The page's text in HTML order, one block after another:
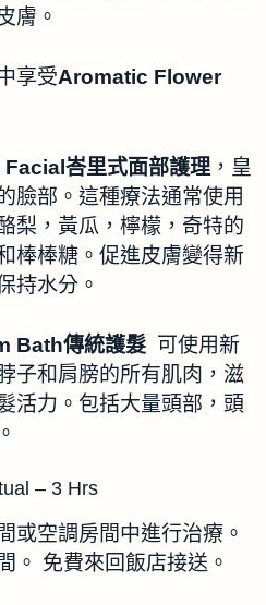
膚。
享受Aromatic Flower
峇里式面部護理 ，皇
臉部。這種療法通常使用
梨，黃瓜，檸檬，奇特的
棒棒糖。促進皮膚變得新
持水分。
Bath傳統護髮 可使用新
子和肩膀的所有肌肉，滋
活力。包括大量頭部，頭
– 3 Hrs
或空調房間中進行治療。
。 免費來回飯店接送。